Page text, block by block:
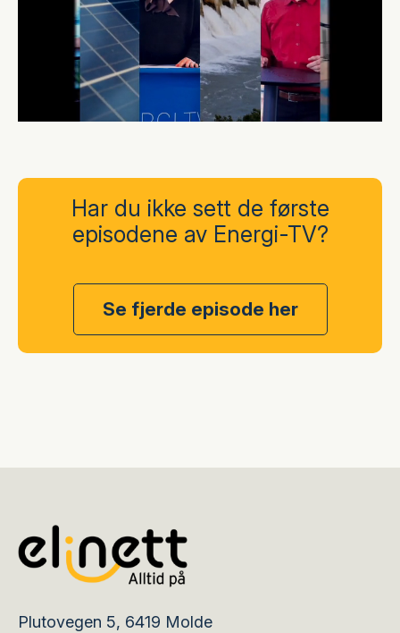
Har du ikke sett de første
episodene av Energi-TV?
Se fjerde episode her
Plutovegen 5, 6419 Molde